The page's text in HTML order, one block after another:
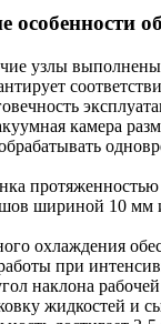
особенности
узлы
камера
шириной 10 мм
охлаждения
при
наклона
жидкостей и